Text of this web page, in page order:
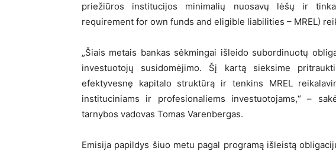
priežiūros institucijos minimalių nuosavų lėšų ir
requirement for own funds and eligible liabilities – MREL)
„Šiais metais bankas sėkmingai išleido subordinuotų
investuotojų susidomėjimo. Šį kartą sieksime
efektyvesnę kapitalo struktūrą ir tenkins MREL
instituciniams ir profesionaliems investuotojams,“ –
tarnybos vadovas Tomas Varenbergas.
Emisija papildys šiuo metu pagal programą išleistą